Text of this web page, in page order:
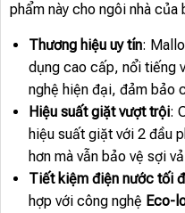
phẩm này cho ngôi nhà của
Thương hiệu uy tín:
dụng cao cấp, nổi tiếng
nghệ hiện đại, đảm bảo
Hiệu suất giặt vượt trội:
hiệu suất giặt với 2 đầu
hơn mà vẫn bảo vệ sợi
Tiết kiệm điện nước tối
hợp với công nghệ Eco-